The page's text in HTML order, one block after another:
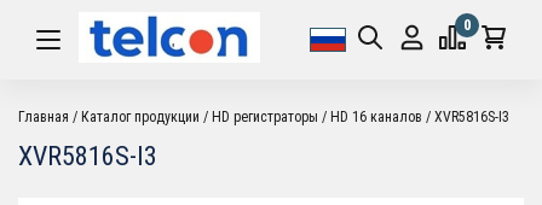
0
Главная Каталог продукции HD регистраторы HD 16 каналов XVR5816S-I3
XVR5816S-I3